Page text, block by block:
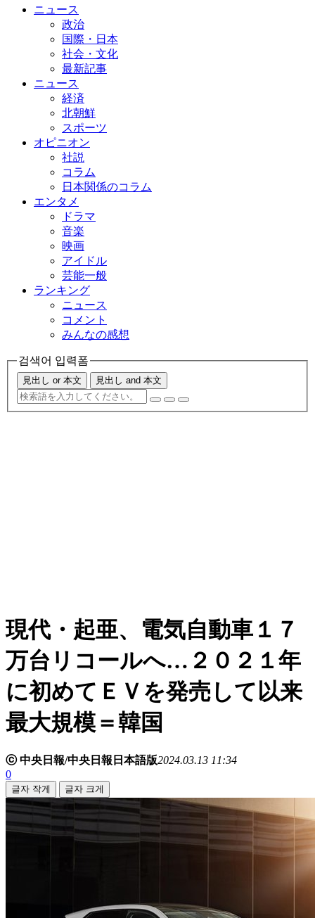
ニュース
政治
国際・日本
社会・文化
最新記事
ニュース
経済
北朝鮮
スポーツ
オピニオン
社説
コラム
日本関係のコラム
エンタメ
ドラマ
音楽
映画
アイドル
芸能一般
ランキング
ニュース
コメント
みんなの感想
검색어 입력폼
見出し or 本文 見出し and 本文
現代・起亜、電気自動車１７
万台リコールへ…２０２１年
に初めてＥＶを発売して以来
最大規模＝韓国
ⓒ 中央日報/中央日報日本語版2024.03.13 11:34
0
글자 작게 글자 크게